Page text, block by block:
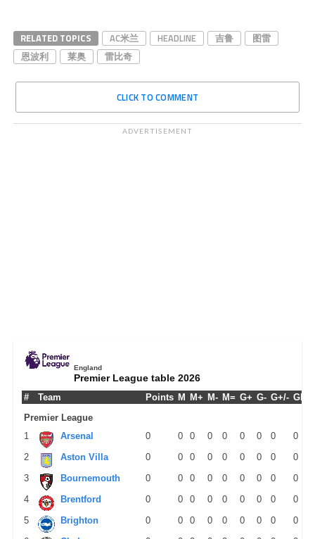
RELATED TOPICS AC米兰 HEADLINE 吉鲁
图雷
恩波利
莱奥 雷比奇
CLICK TO COMMENT
ADVERTISEMENT
England
Premier League table 2026
# Team Points M M+ M- M= G+ G- G+/- GPM
Premier League
1
Arsenal 0 0 0 0 0 0 0 0
0
2
Aston Villa 0 0 0 0 0 0 0 0
0
3
Bournemouth 0 0 0 0 0 0 0 0
0
4
Brentford 0 0 0 0 0 0 0 0
0
5
Brighton 0 0 0 0 0 0 0 0
0